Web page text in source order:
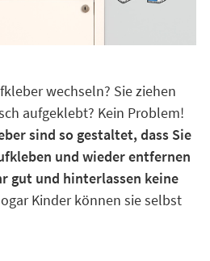
wechseln? Sie ziehen
aufgeklebt? Kein Problem!
sind so gestaltet, dass Sie
und wieder entfernen
gut und hinterlassen keine
Kinder können sie selbst